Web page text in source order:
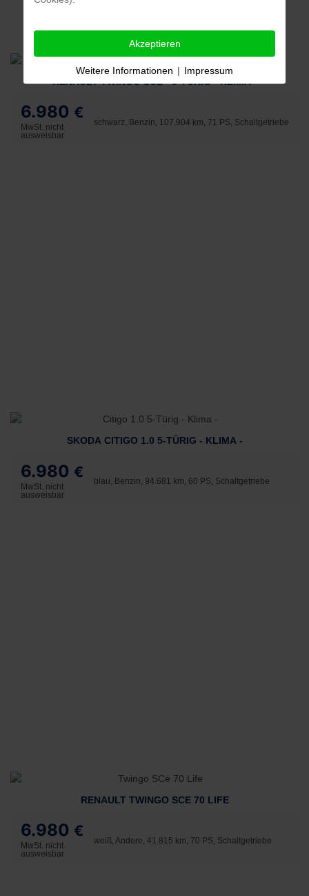
RENAULT TWINGO SCE - 5-TÜRIG - KLIMA -
6.980 €
MwSt. nicht
ausweisbar
schwarz, Benzin, 107.904 km, 71 PS, Schaltgetriebe
SKODA CITIGO 1.0 5-TÜRIG - KLIMA -
6.980 €
MwSt. nicht
ausweisbar
blau, Benzin, 94.681 km, 60 PS, Schaltgetriebe
RENAULT TWINGO SCE 70 LIFE
6.980 €
MwSt. nicht
ausweisbar
weiß, Andere, 41.815 km, 70 PS, Schaltgetriebe
Akzeptieren
Weitere Informationen | Impressum